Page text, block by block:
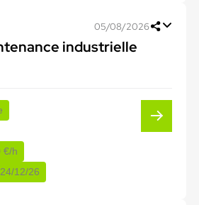
05/08/2026
industrielle
€/h
24/12/26